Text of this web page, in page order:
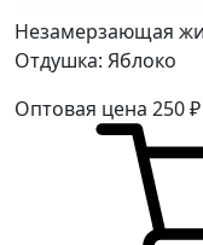
Незамерзающая
Отдушка: Яблоко
Оптовая цена 250₽